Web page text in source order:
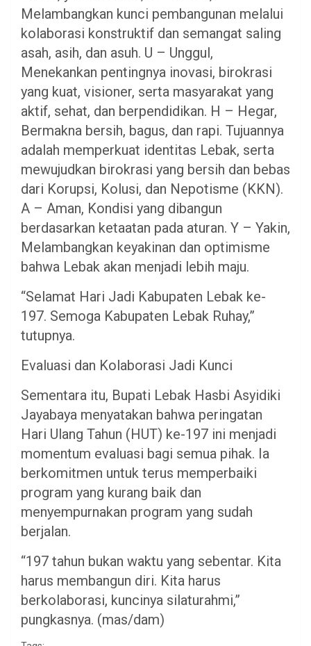
Melambangkan kunci pembangunan melalui
kolaborasi konstruktif dan semangat saling
asah, asih, dan asuh. U – Unggul,
Menekankan pentingnya inovasi, birokrasi
yang kuat, visioner, serta masyarakat yang
aktif, sehat, dan berpendidikan. H – Hegar,
Bermakna bersih, bagus, dan rapi. Tujuannya
adalah memperkuat identitas Lebak, serta
mewujudkan birokrasi yang bersih dan bebas
dari Korupsi, Kolusi, dan Nepotisme (KKN).
A – Aman, Kondisi yang dibangun
berdasarkan ketaatan pada aturan. Y – Yakin,
Melambangkan keyakinan dan optimisme
bahwa Lebak akan menjadi lebih maju.
​“Selamat Hari Jadi Kabupaten Lebak ke-
197. Semoga Kabupaten Lebak Ruhay,”
tutupnya.
​Evaluasi dan Kolaborasi Jadi Kunci
​Sementara itu, Bupati Lebak Hasbi Asyidiki
Jayabaya menyatakan bahwa peringatan
Hari Ulang Tahun (HUT) ke-197 ini menjadi
momentum evaluasi bagi semua pihak. Ia
berkomitmen untuk terus memperbaiki
program yang kurang baik dan
menyempurnakan program yang sudah
berjalan.
​“197 tahun bukan waktu yang sebentar. Kita
harus membangun diri. Kita harus
berkolaborasi, kuncinya silaturahmi,”
pungkasnya. (mas/dam)